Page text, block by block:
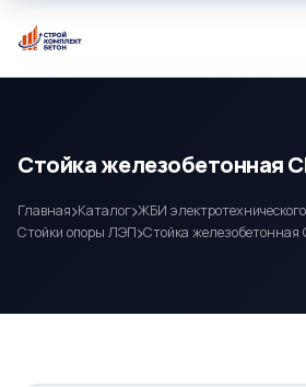
Стойка железобетонная
Главная Каталог ЖБИ
Стойки опоры ЛЭП Стойка железобетонная